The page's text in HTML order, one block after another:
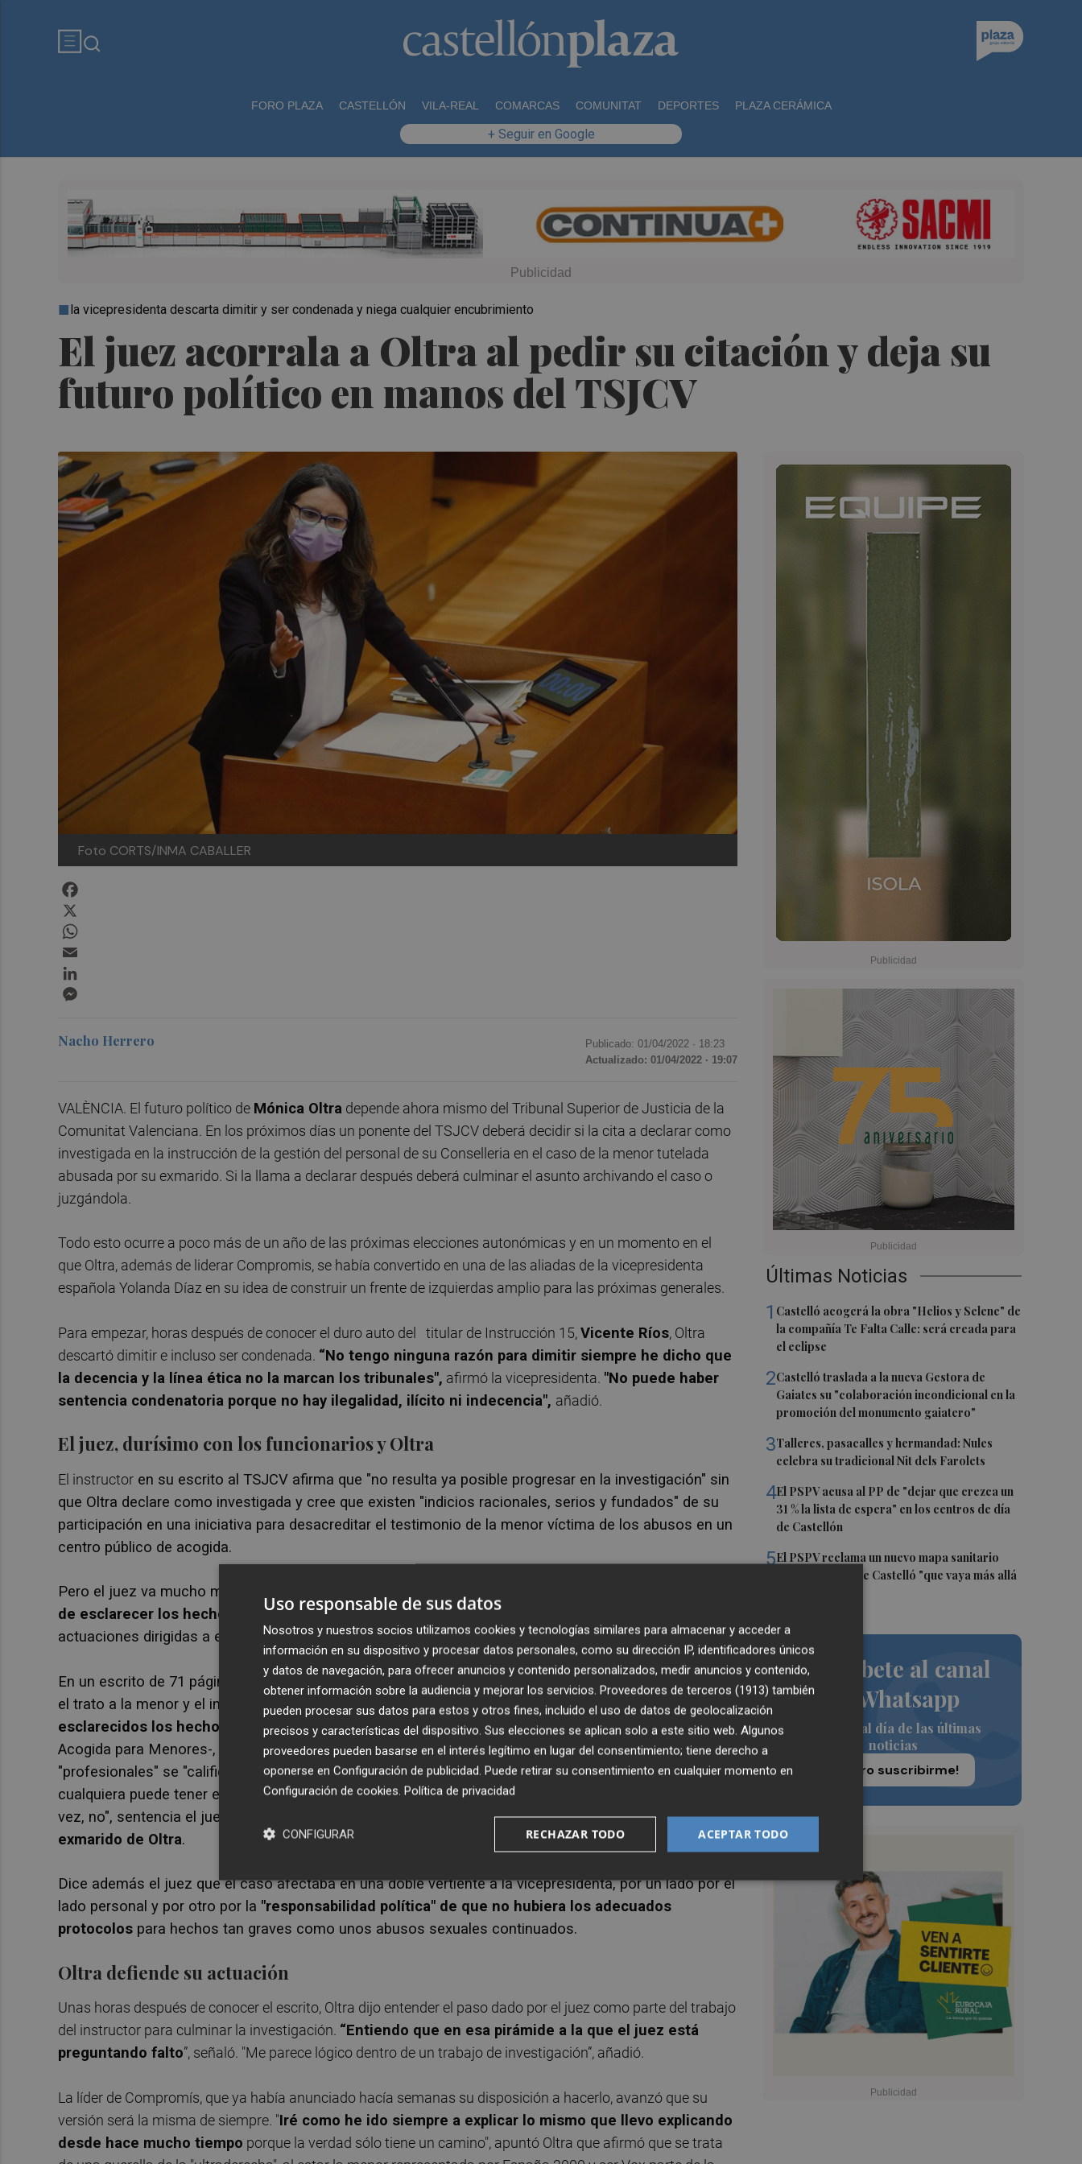
FORO PLAZA CASTELLÓN VILA-REAL COMARCAS COMUNITAT DEPORTES PLAZA CERÁMICA
+ Seguir en Google
El juez acorrala a Oltra al pedir su citación y deja su
futuro político en manos del TSJCV
la vicepresidenta descarta dimitir y ser condenada y niega cualquier encubrimiento
Foto CORTS/INMA CABALLER
Últimas Noticias
1 Castelló acogerá la obra "Helios y Selene" de
la compañía Te Falta Calle: será creada para
el eclipse
2Castelló traslada a la nueva Gestora de
Gaiates su "colaboración incondicional en la
promoción del monumento gaiatero"
3Talleres, pasacalles y hermandad: Nules
celebra su tradicional Nit dels Farolets
4El PSPV acusa al PP de "dejar que crezca un
31 % la lista de espera" en los centros de día
de Castellón
5El PSPV reclama un nuevo mapa sanitario
para la ciudad de Castelló "que vaya más allá
Suscríbete al canal
de Whatsapp
Siempre al día de las últimas
noticias
¡Quiero suscribirme!
Nacho Herrero Publicado: 01/04/2022 · 18:23
Actualizado: 01/04/2022 · 19:07
VALÈNCIA. El futuro político de Mónica Oltra depende ahora mismo del Tribunal Superior de Justicia de la
Comunitat Valenciana. En los próximos días un ponente del TSJCV deberá decidir si la cita a declarar como
investigada en la instrucción de la gestión del personal de su Conselleria en el caso de la menor tutelada
abusada por su exmarido. Si la llama a declarar después deberá culminar el asunto archivando el caso o
juzgándola.
Todo esto ocurre a poco más de un año de las próximas elecciones autonómicas y en un momento en el
que Oltra, además de liderar Compromis, se había convertido en una de las aliadas de la vicepresidenta
española Yolanda Díaz en su idea de construir un frente de izquierdas amplio para las próximas generales.
Para empezar, horas después de conocer el duro auto del titular de Instrucción 15,Vicente Ríos, Oltra
descartó dimitir e incluso ser condenada. “No tengo ninguna razón para dimitir siempre he dicho que
la decencia y la línea ética no la marcan los tribunales", afirmó la vicepresidenta. "No puede haber
sentencia condenatoria porque no hay ilegalidad, ilícito ni indecencia", añadió.
El juez, durísimo con los funcionarios y Oltra
El instructor en su escrito al TSJCV afirma que "no resulta ya posible progresar en la investigación" sin
que Oltra declare como investigada y cree que existen "indicios racionales, serios y fundados" de su
participación en una iniciativa para desacreditar el testimonio de la menor víctima de los abusos en un
centro público de acogida.
Pero el juez va mucho más allá y sostiene que
de esclarecer los hechos
, sino, por el contrario, de ocultarlos, con una mera apariencia de
actuaciones dirigidas a esclarecerlos".
En un escrito de 71 páginas el juez desgrana los principales hechos del caso y afea a los funcionarios
el trato a la menor y el informe que se abrió con una serie de preguntas retóricas "¿Cómo podían ser
esclarecidos los hechos si jamás nadie preguntó a la niñasobre los mismos en el CAM -Centro de
Acogida para Menores-, ni en la Conselleria?, se cuestiona. Señala que la gestión de los
"profesionales" se "califica por sí sola" y pone en duda que fuera casual. "Siempre se podrá aducir que
cualquiera puede tener errores en su labor profesional, pero todos los funcionarios intervinientes y a la
vez, no", sentencia el juez, que desliza que desacreditando a la menor"el beneficiario directo" era el
exmarido de Oltra.
Dice además el juez que el caso afectaba en una doble vertiente a la vicepresidenta, por un lado por el
lado personal y por otro por la "responsabilidad política" de que no hubiera los adecuados
protocolos para hechos tan graves como unos abusos sexuales continuados.
Oltra defiende su actuación
Unas horas después de conocer el escrito, Oltra dijo entender el paso dado por el juez como parte del trabajo
del instructor para culminar la investigación. “Entiendo que en esa pirámide a la que el juez está
preguntando falto”, señaló. "Me parece lógico dentro de un trabajo de investigación”, añadió.
La líder de Compromís, que ya había anunciado hacía semanas su disposición a hacerlo, avanzó que su
versión será la misma de siempre. "Iré como he ido siempre a explicar lo mismo que llevo explicando
desde hace mucho tiempo porque la verdad sólo tiene un camino", apuntó Oltra que afirmó que se trata
Uso responsable de sus datos
Nosotros y nuestros socios utilizamos cookies y tecnologías similares para almacenar y acceder a
información en su dispositivo y procesar datos personales, como su dirección IP, identificadores únicos
y datos de navegación, para ofrecer anuncios y contenido personalizados, medir anuncios y contenido,
obtener información sobre la audiencia y mejorar los servicios. Proveedores de terceros (1913) también
pueden procesar sus datos para estos y otros fines, incluido el uso de datos de geolocalización
precisos y características del dispositivo. Sus elecciones se aplican solo a este sitio web. Algunos
proveedores pueden basarse en el interés legítimo en lugar del consentimiento; tiene derecho a
oponerse en Configuración de publicidad. Puede retirar su consentimiento en cualquier momento en
Configuración de cookies. Política de privacidad
ACEPTAR TODO
RECHAZAR TODO
CONFIGURAR